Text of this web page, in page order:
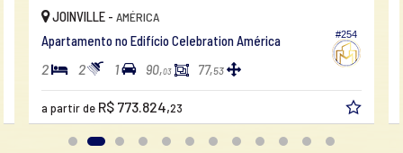
#254
JOINVILLE -AMÉRICA
Apartamento no Edifício Celebration América
2 2 1 90,03 77,53
a partir de R$ 773.824,23